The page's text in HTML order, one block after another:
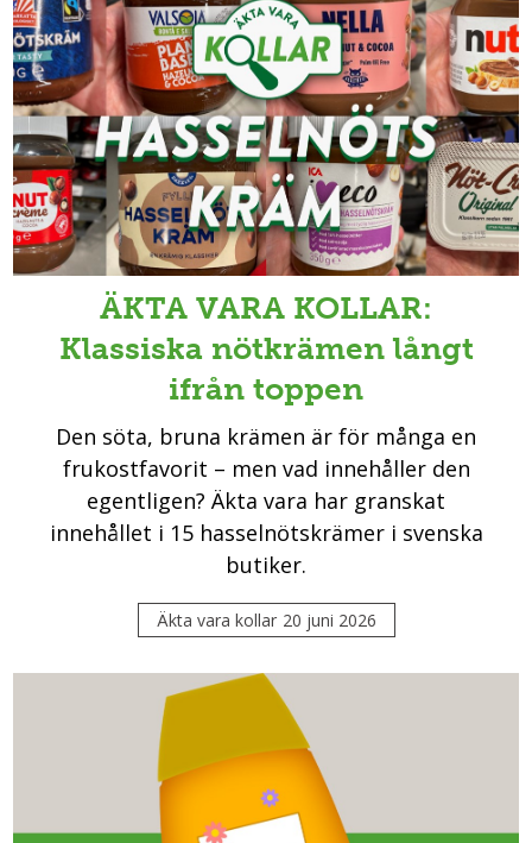
ÄKTA VARA KOLLAR:
Klassiska nötkrämen långt
ifrån toppen
Den söta, bruna krämen är för många en
frukostfavorit – men vad innehåller den
egentligen? Äkta vara har granskat
innehållet i 15 hasselnötskrämer i svenska
butiker.
Äkta vara kollar 20 juni 2026